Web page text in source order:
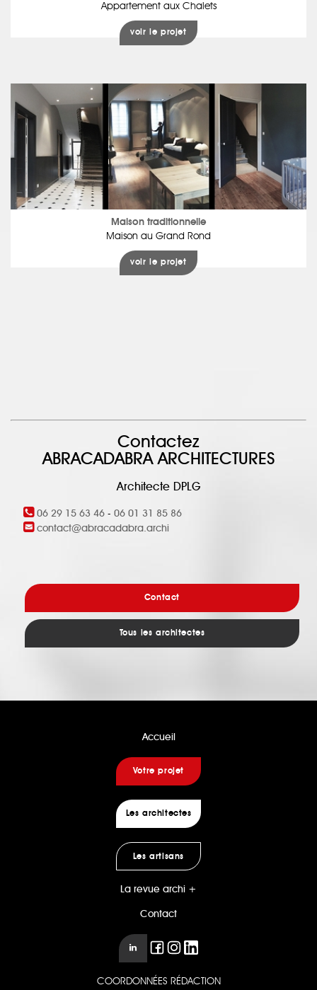
Appartement aux Chalets
voir le projet
Maison traditionnelle
Maison au Grand Rond
voir le projet
Contactez
ABRACADABRA ARCHITECTURES
Architecte DPLG
06 29 15 63 46 - 06 01 31 85 86
contact@abracadabra.archi
Contact
Tous les architectes
Accueil
Votre projet
Les architectes
Les artisans
La revue archi +
Contact
COORDONNÉES RÉDACTION